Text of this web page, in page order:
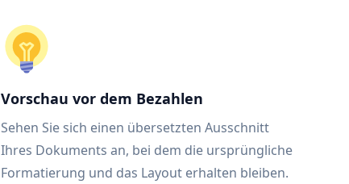
Vorschau vor dem Bezahlen
Sehen Sie sich einen übersetzten Ausschnitt
Ihres Dokuments an, bei dem die ursprüngliche
Formatierung und das Layout erhalten bleiben.